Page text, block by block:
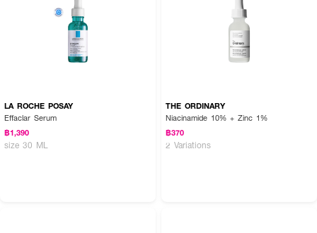
LA ROCHE POSAY
Effaclar Serum
฿1,390
size 30 ML
THE ORDINARY
Niacinamide 10% + Zinc 1%
฿370
2 Variations